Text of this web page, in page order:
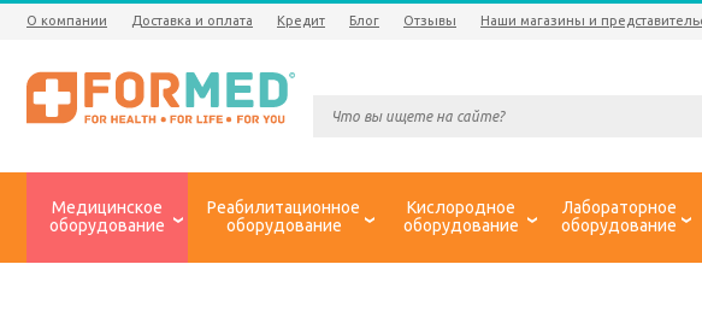
О компании Доставка и оплата Кредит Блог Отзывы Наши магазины и
Медицинское
оборудование
Реабилитационное
оборудование
Кислородное
оборудование
Лабораторное
оборудование